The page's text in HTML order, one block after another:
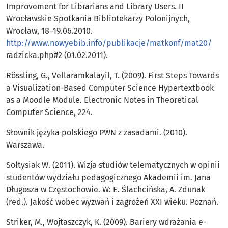
Improvement for Librarians and Library Users. II
Wrocławskie Spotkania Bibliotekarzy Polonijnych,
Wrocław, 18–19.06.2010.
http://www.nowyebib.info/publikacje/matkonf/mat20/
radzicka.php#2 (01.02.2011).
Rössling, G., Vellaramkalayil, T. (2009). First Steps Towards
a Visualization-Based Computer Science Hypertextbook
as a Moodle Module. Electronic Notes in Theoretical
Computer Science, 224.
Słownik języka polskiego PWN z zasadami. (2010).
Warszawa.
Sołtysiak W. (2011). Wizja studiów telematycznych w opinii
studentów wydziału pedagogicznego Akademii im. Jana
Długosza w Częstochowie. W: E. Ślachcińska, A. Zdunak
(red.). Jakość wobec wyzwań i zagrożeń XXI wieku. Poznań.
Striker, M., Wojtaszczyk, K. (2009). Bariery wdrażania e-